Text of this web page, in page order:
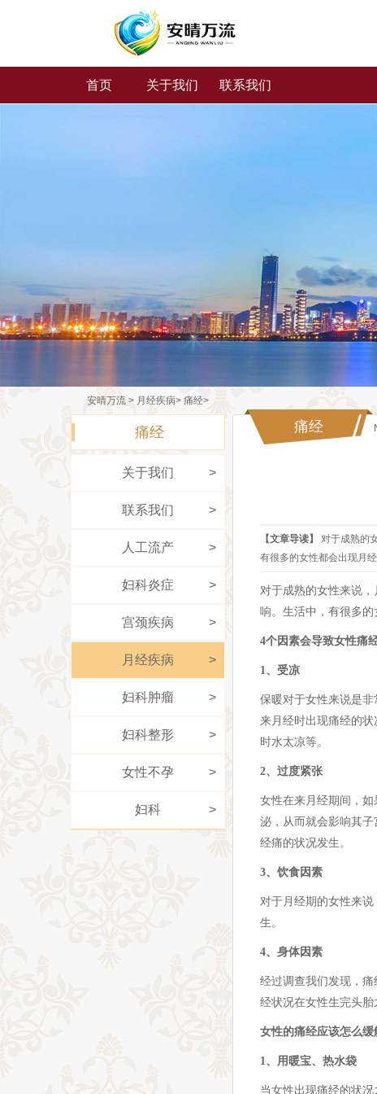
安晴万流
首页 关于我们 联系我们
安晴万流 > 月经疾病> 痛经>
痛经
关于我们 >
联系我们 >
人工流产 >
妇科炎症 >
宫颈疾病 >
月经疾病 >
妇科肿瘤 >
妇科整形 >
女性不孕 >
妇科 >
痛经
【文章导读】
对于成熟的
有很多的女性都会出现月
对于成熟的女性来说
响。生活中，有很多的
4个因素会导致女性痛
1、受凉
保暖对于女性来说是
来月经时出现痛经的
时水太凉等。
2、过度紧张
女性在来月经期间，
泌，从而就会影响其
经痛的状况发生。
3、饮食因素
对于月经期的女性来
生。
4、身体因素
经过调查我们发现，
经状况在女性生完头胎
女性的痛经应该怎么缓
1、用暖宝、热水袋
当女性出现痛经的状